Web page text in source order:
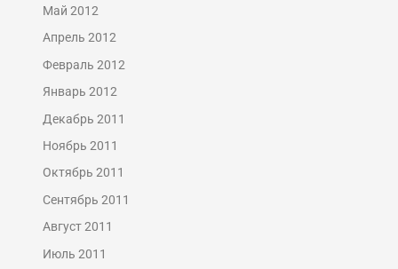
Май 2012
Апрель 2012
Февраль 2012
Январь 2012
Декабрь 2011
Ноябрь 2011
Октябрь 2011
Сентябрь 2011
Август 2011
Июль 2011